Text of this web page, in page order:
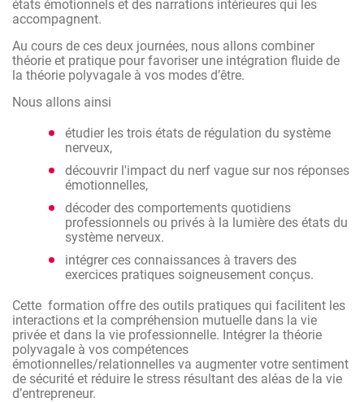
autres et devenir capable de vous adapter avec plus de
souplesse en fonction des interactions sociales.
états émotionnels et des narrations intérieures qui les
accompagnent.
Au cours de ces deux journées, nous allons combiner
théorie et pratique pour favoriser une intégration fluide de
la théorie polyvagale à vos modes d’être.
Nous allons ainsi
étudier les trois états de régulation du système
nerveux,
découvrir l'impact du nerf vague sur nos réponses
émotionnelles,
décoder des comportements quotidiens
professionnels ou privés à la lumière des états du
système nerveux.
intégrer ces connaissances à travers des
exercices pratiques soigneusement conçus.
Cette formation offre des outils pratiques qui facilitent les
interactions et la compréhension mutuelle dans la vie
privée et dans la vie professionnelle. Intégrer la théorie
polyvagale à vos compétences
émotionnelles/relationnelles va augmenter votre sentiment
de sécurité et réduire le stress résultant des aléas de la vie
d’entrepreneur.